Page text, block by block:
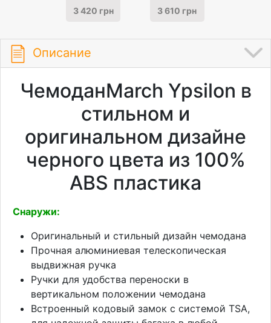
3 420 грн 3 610 грн
Описание
ЧемоданMarch Ypsilon в
стильном и
оригинальном дизайне
черного цвета из 100%
ABS пластика
Снаружи:
Оригинальный и стильный дизайн чемодана
Прочная алюминиевая телескопическая
выдвижная ручка
Ручки для удобства переноски в
вертикальном положении чемодана
Встроенный кодовый замок с системой TSA,